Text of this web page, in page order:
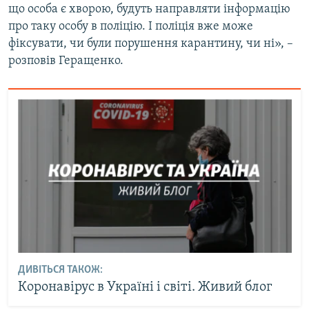
що особа є хворою, будуть направляти інформацію
про таку особу в поліцію. І поліція вже може
фіксувати, чи були порушення карантину, чи ні», –
розповів Геращенко.
ДИВІТЬСЯ ТАКОЖ:
Коронавірус в Україні і світі. Живий блог